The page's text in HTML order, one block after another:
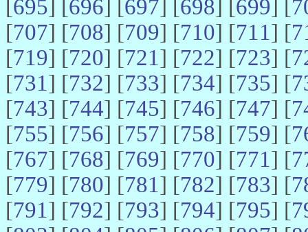
[695] [696] [697] [698] [699] [
[707] [708] [709] [710] [711] [
[719] [720] [721] [722] [723] [
[731] [732] [733] [734] [735] [
[743] [744] [745] [746] [747] [
[755] [756] [757] [758] [759] [
[767] [768] [769] [770] [771] [
[779] [780] [781] [782] [783] [
[791] [792] [793] [794] [795] [